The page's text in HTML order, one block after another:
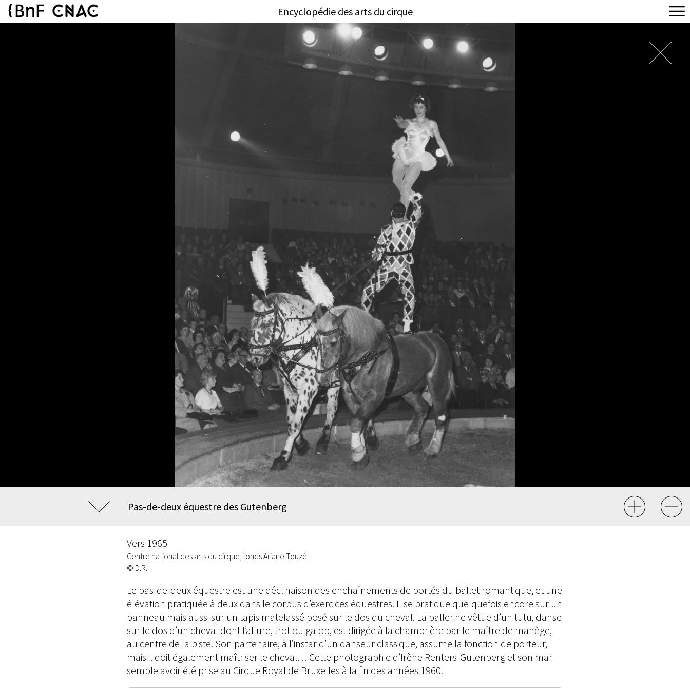
Encyclopédie des arts du cirque
Pas-de-deux équestre des Gutenberg
Vers 1965
Centre national des arts du cirque, fonds Ariane Touzé
© D.R.
Le pas-de-deux équestre est une déclinaison des enchaînements de portés du ballet romantique, et une
élévation pratiquée à deux dans le corpus d’exercices équestres. Il se pratique quelquefois encore sur un
panneau mais aussi sur un tapis matelassé posé sur le dos du cheval. La ballerine vêtue d’un tutu, danse
sur le dos d’un cheval dont l’allure, trot ou galop, est dirigée à la chambrière par le maître de manège,
au centre de la piste. Son partenaire, à l’instar d’un danseur classique, assume la fonction de porteur,
mais il doit également maîtriser le cheval… Cette photographie d’Irène Renters-Gutenberg et son mari
semble avoir été prise au Cirque Royal de Bruxelles à la fin des années 1960.